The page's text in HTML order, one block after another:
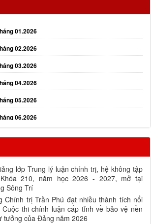
01.2026
02.2026
03.2026
04.2026
05.2026
06.2026
08.2026
lớp Trung lý luận chính trị, hệ không tập
210, năm học 2026 - 2027, mở tại
Sông Trí
Chính trị Trần Phú đạt nhiều thành tích nổi
Cuộc thi chính luận cấp tỉnh về bảo vệ nền
tưởng của Đảng năm 2026